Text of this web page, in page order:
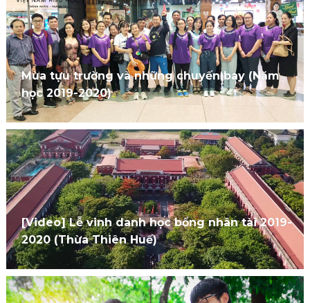
Mùa tựu trường và những chuyến bay (Năm
học 2019-2020)
[Video] Lễ vinh danh học bổng nhân tài 2019-
2020 (Thừa Thiên Huế)